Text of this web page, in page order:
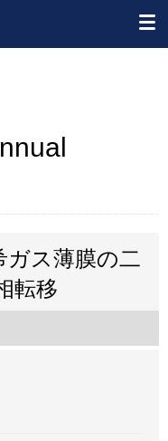
ガス薄膜の二
転移